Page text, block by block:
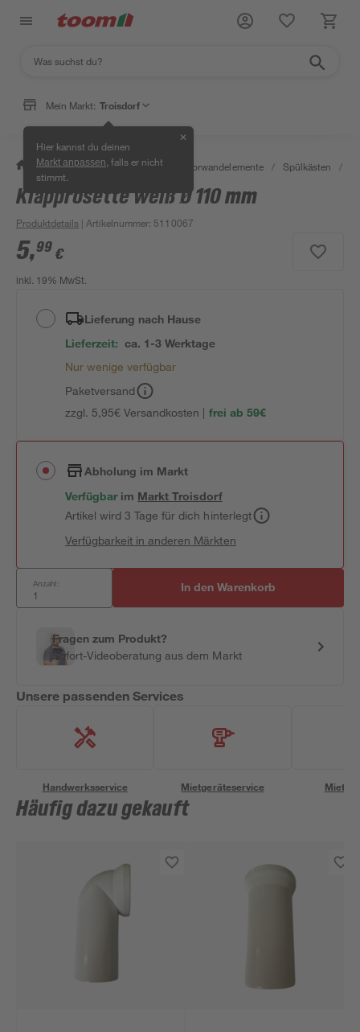
Mein Markt: Troisdorf
Hier kannst du deinen
Markt anpassen , falls er nicht
stimmt.
✕
/ Bad & Sanitär / Spülkästen & Vorwandelemente / Spülkästen /
Klapprosette weiß Ø 110 mm
Produktdetails | Artikelnummer: 5110067
5,99 €
inkl. 19% MwSt.
Lieferung nach Hause
Lieferzeit: ca. 1-3 Werktage
Nur wenige verfügbar
Paketversand
zzgl. 5,95€ Versandkosten | frei ab 59€
Abholung im Markt
Verfügbar im MarktTroisdorf
Artikel wird 3 Tage für dich hinterlegt
Verfügbarkeit in anderen Märkten
Anzahl: In den Warenkorb
Fragen zum Produkt?
Sofort-Videoberatung aus dem Markt
Unsere passenden Services
Handwerksservice Mietgeräteservice
Häufig dazu gekauft